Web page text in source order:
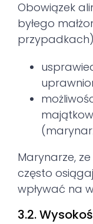
Obowiązek
byłego
Marynarze,
często
wpływać na
3.2.